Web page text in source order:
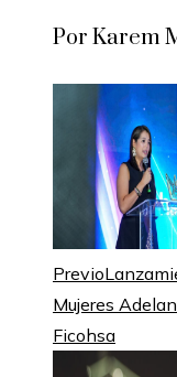
Por Karem
Previo
Mujeres
Ficohsa